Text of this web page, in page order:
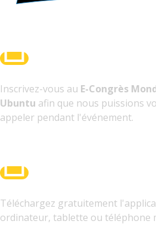
Inscrivez-vous au E-Congrès
Ubuntu afin que nous puissions
appeler pendant l'événement.
Téléchargez gratuitement
ordinateur, tablette ou téléphone